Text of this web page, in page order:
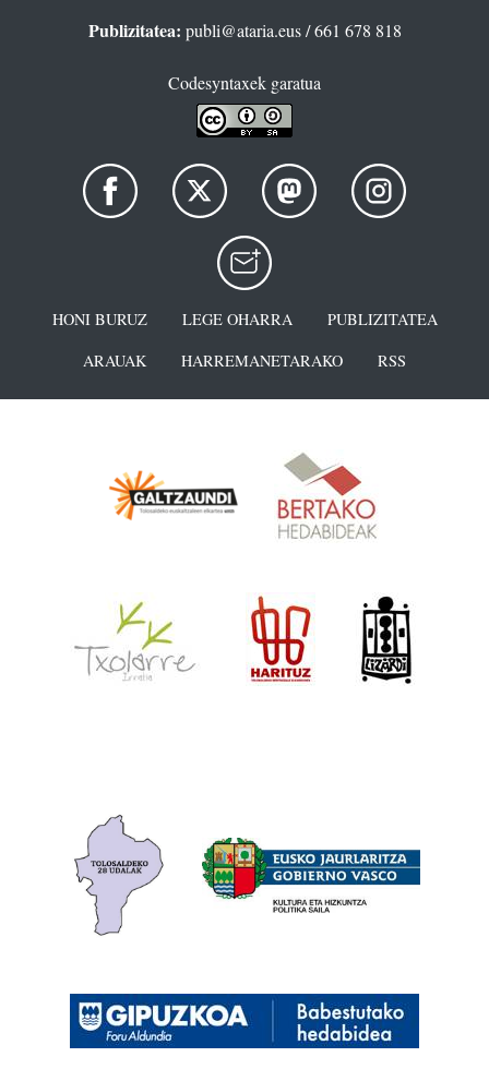
Publizitatea: publi@ataria.eus/ 661 678 818
Codesyntaxek garatua
HONI BURUZ LEGE OHARRA
PUBLIZITATEA
ARAUAK
HARREMANETARAKO RSS